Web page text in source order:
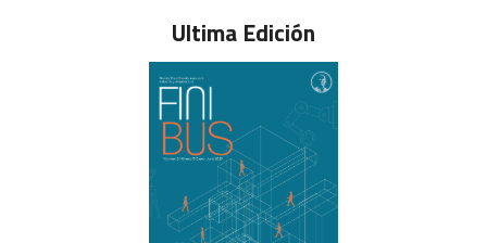
Ultima Edición